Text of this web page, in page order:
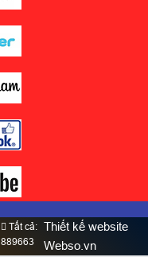
Tất cả:
889663
Thiết kế website
Webso.vn